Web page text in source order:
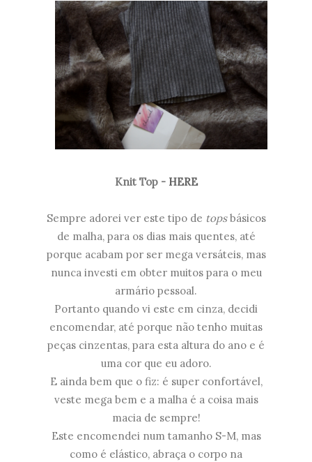
Knit Top - HERE
Sempre adorei ver este tipo de topsbásicos
de malha, para os dias mais quentes, até
porque acabam por ser mega versáteis, mas
nunca investi em obter muitos para o meu
armário pessoal.
Portanto quando vi este em cinza, decidi
encomendar, até porque não tenho muitas
peças cinzentas, para esta altura do ano e é
uma cor que eu adoro.
E ainda bem que o fiz: é super confortável,
veste mega bem e a malha é a coisa mais
macia de sempre!
Este encomendei num tamanho S-M, mas
como é elástico, abraça o corpo na